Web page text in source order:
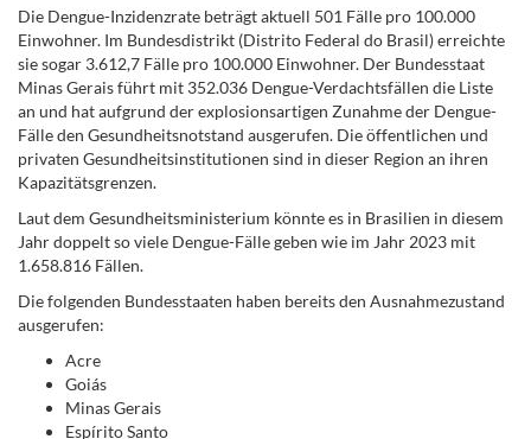
Die Dengue-Inzidenzrate beträgt aktuell 501 Fälle pro 100.000
Einwohner. Im Bundesdistrikt (Distrito Federal do Brasil) erreichte
sie sogar 3.612,7 Fälle pro 100.000 Einwohner. Der Bundesstaat
Minas Gerais führt mit 352.036 Dengue-Verdachtsfällen die Liste
an und hat aufgrund der explosionsartigen Zunahme der Dengue-
Fälle den Gesundheitsnotstand ausgerufen. Die öffentlichen und
privaten Gesundheitsinstitutionen sind in dieser Region an ihren
Kapazitätsgrenzen.
Laut dem Gesundheitsministerium könnte es in Brasilien in diesem
Jahr doppelt so viele Dengue-Fälle geben wie im Jahr 2023 mit
1.658.816 Fällen.
Die folgenden Bundesstaaten haben bereits den Ausnahmezustand
ausgerufen:
Acre
Goiás
Minas Gerais
Espírito Santo